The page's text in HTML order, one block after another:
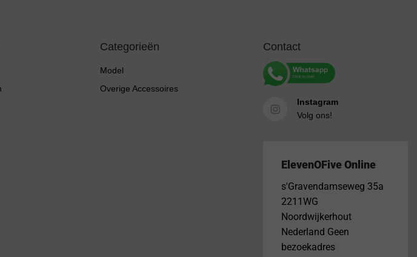
Categorieën
Model
Overige Accessoires
Contact
Instagram
Volg ons!
ElevenOFive Online
s'Gravendamseweg 35a
2211WG
Noordwijkerhout
Nederland Geen
bezoekadres